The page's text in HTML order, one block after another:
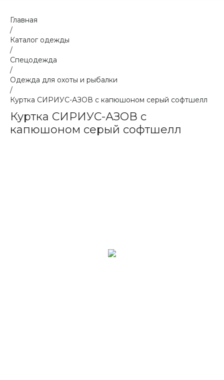
Главная
/
Каталог одежды
/
Спецодежда
/
Одежда для охоты и рыбалки
/
Куртка СИРИУС-АЗОВ с капюшоном серый софтшелл
Куртка СИРИУС-АЗОВ с
капюшоном серый софтшелл